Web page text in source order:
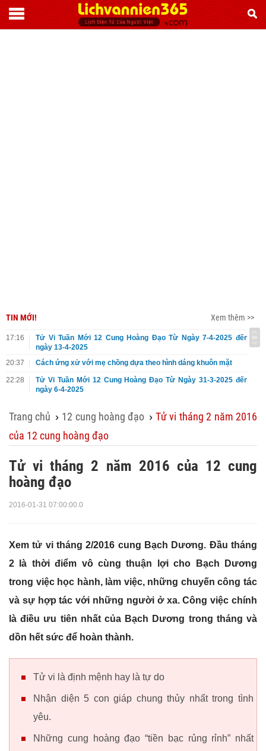
TIN MỚI! Xem thêm >>
17:16
Tử Vi Tuần Mới 12 Cung Hoàng Đạo Từ Ngày 7-4-2025 đến
ngày 13-4-2025
20:37
Cách ứng xử với mẹ chồng dựa theo hình dáng khuôn mặt
22:28
Tử Vi Tuần Mới 12 Cung Hoàng Đạo Từ Ngày 31-3-2025 đến
ngày 6-4-2025
Trang chủ › 12 cung hoàng đạo ›Tử vi tháng 2 năm 2016
của 12 cung hoàng đạo
Tử vi tháng 2 năm 2016 của 12 cung
hoàng đạo
2016-01-31 07:00:00.0
Xem tử vi tháng 2/2016 cung Bạch Dương. Đầu tháng
2 là thời điểm vô cùng thuận lợi cho Bạch Dương
trong việc học hành, làm việc, những chuyến công tác
và sự hợp tác với những người ở xa. Công việc chính
là điều ưu tiên nhất của Bạch Dương trong tháng và
dồn hết sức để hoàn thành.
Tử vi là định mệnh hay là tự do
Nhận diện 5 con giáp chung thủy nhất trong tình
yêu.
Những cung hoàng đạo “tiền bạc rủng rỉnh” nhất